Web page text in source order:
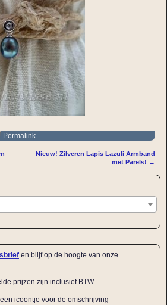
Permalink
Nieuw! Zilveren Lapis Lazuli Armband
met Parels! →
en blijf op de hoogte van onze
prijzen zijn inclusief BTW.
icoontje voor de omschrijving